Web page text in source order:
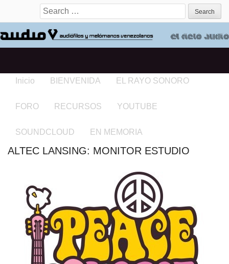
Search for:
Inicio BIENVENIDA EL RAYO SONORO
FORO RECURSOS YOUTUBE
SOUNDCLOUD EN MEMORIA
ALTEC LANSING: MONITOR ESTUDIO